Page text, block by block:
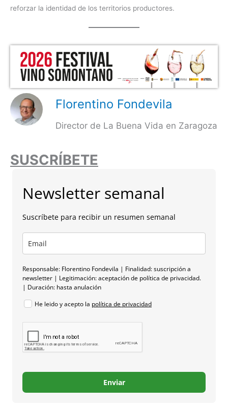
reforzar la identidad de los territorios productores.
Florentino Fondevila
Director de La Buena Vida en Zaragoza
SUSCRÍBETE
Newsletter semanal
Suscríbete para recibir un resumen semanal
Responsable: Florentino Fondevila | Finalidad: suscripción a
newsletter | Legitimación: aceptación de política de privacidad.
| Duración: hasta anulación
He leido y acepto la política de privacidad
Enviar